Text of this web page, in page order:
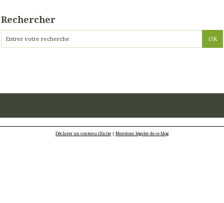
Rechercher
Déclarer un contenu illicite | Mentions légales de ce blog